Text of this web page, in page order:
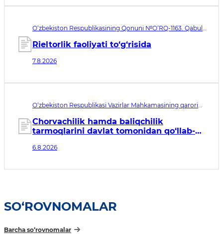
O‘zbekiston Respublikasining Qonuni №O‘RQ-1163. Qabul
Rieltorlik faoliyati to‘g‘risida
7.8.2026
O‘zbekiston Respublikasi Vazirlar Mahkamasining qarori
sanasi 07.08.2026
Chorvachilik hamda baliqchilik
tarmoqlarini davlat tomonidan qo‘llab-
tadbirlari to‘g‘risida
6.8.2026
SO‘ROVNOMALAR
Barcha so‘rovnomalar